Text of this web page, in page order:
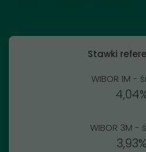
Stawki
WIBOR 1M -
WIBOR 3M -
3,93%